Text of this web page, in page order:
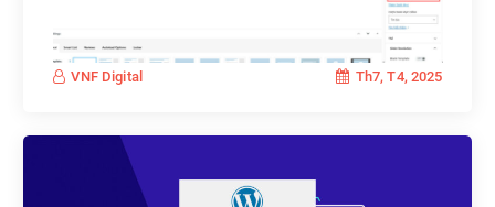
VNF Digital Th7, T4, 2025